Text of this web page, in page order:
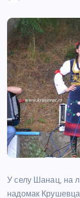
У селу Шанац, на
надомак